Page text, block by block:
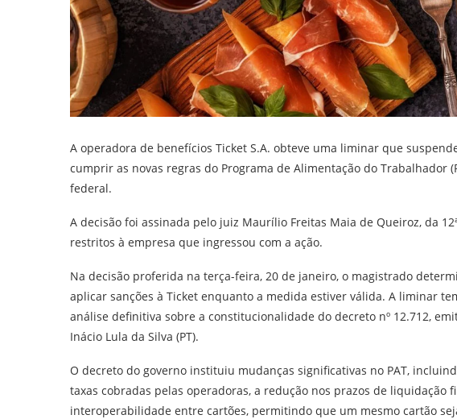
A operadora de benefícios Ticket S.A. obteve uma liminar que
cumprir as novas regras do Programa de Alimentação do Trabalhador
federal.
A decisão foi assinada pelo juiz Maurílio Freitas Maia de Queiroz, da
restritos à empresa que ingressou com a ação.
Na decisão proferida na terça-feira, 20 de janeiro, o magistrado
aplicar sanções à Ticket enquanto a medida estiver válida. A liminar
análise definitiva sobre a constitucionalidade do decreto nº 12.712,
Inácio Lula da Silva (PT).
O decreto do governo instituiu mudanças significativas no PAT,
taxas cobradas pelas operadoras, a redução nos prazos de liquidação
interoperabilidade entre cartões, permitindo que um mesmo cartão